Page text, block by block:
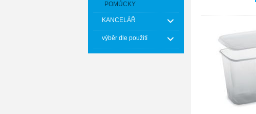
POMŮCKY
KANCELÁŘ
výběr dle použití